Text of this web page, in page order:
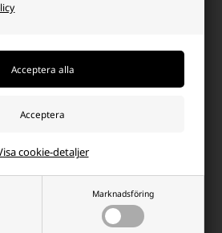
Marknadsföring
cookie-detaljer
värdesaker
är det avgörande att säkra dina
och kontanter, är korrekt förvaring
mot oönskade situationer.
beror på dina individuella behov,
säkerhetsnivån. Våra kassaskåp erbjuder